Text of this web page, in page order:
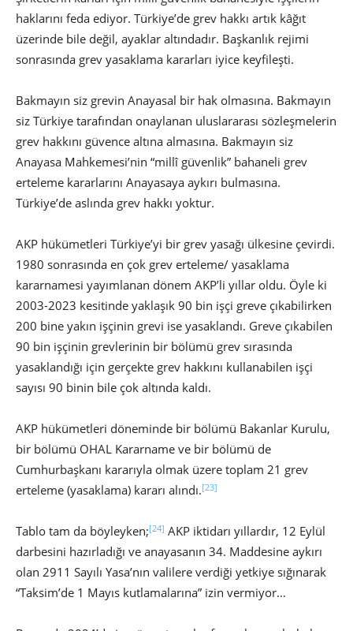
haklarını feda ediyor. Türkiye’de grev hakkı artık kâğıt
üzerinde bile değil, ayaklar altındadır. Başkanlık rejimi
sonrasında grev yasaklama kararları iyice keyfileşti.
Bakmayın siz grevin Anayasal bir hak olmasına. Bakmayın
siz Türkiye tarafından onaylanan uluslararası sözleşmelerin
grev hakkını güvence altına almasına. Bakmayın siz
Anayasa Mahkemesi’nin “millî güvenlik” bahaneli grev
erteleme kararlarını Anayasaya aykırı bulmasına.
Türkiye’de aslında grev hakkı yoktur.
AKP hükümetleri Türkiye’yi bir grev yasağı ülkesine çevirdi.
1980 sonrasında en çok grev erteleme/ yasaklama
kararnamesi yayımlanan dönem AKP’li yıllar oldu. Öyle ki
2003-2023 kesitinde yaklaşık 90 bin işçi greve çıkabilirken
200 bine yakın işçinin grevi ise yasaklandı. Greve çıkabilen
90 bin işçinin grevlerinin bir bölümü grev sırasında
yasaklandığı için gerçekte grev hakkını kullanabilen işçi
sayısı 90 binin bile çok altında kaldı.
AKP hükümetleri döneminde bir bölümü Bakanlar Kurulu,
bir bölümü OHAL Kararname ve bir bölümü de
Cumhurbaşkanı kararıyla olmak üzere toplam 21 grev
erteleme (yasaklama) kararı alındı.[23]
Tablo tam da böyleyken;[24] AKP iktidarı yıllardır, 12 Eylül
darbesini hazırladığı ve anayasanın 34. Maddesine aykırı
olan 2911 Sayılı Yasa’nın valilere verdiği yetkiye sığınarak
“Taksim’de 1 Mayıs kutlamalarına” izin vermiyor…